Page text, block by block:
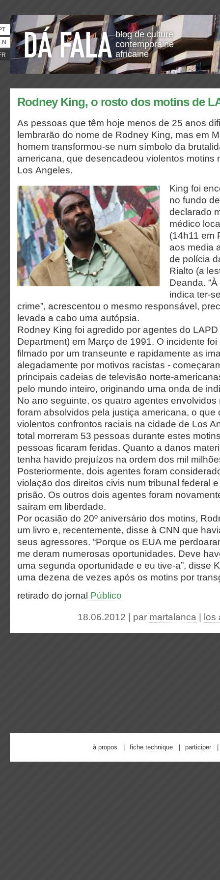
blog de culture
contemporaine
africaine
Rodney King, o rosto dos motins de
As pessoas que têm hoje menos de 25 anos
lembrarão do nome de Rodney King, mas em
homem transformou-se num símbolo da
americana, que desencadeou violentos motins
Los Angeles.
King foi
no fundo
declarado
médico
(14h11 em
aos media
de polícia
Rialto (a
Deanda.
indica ter-
crime”, acrescentou o mesmo responsável,
levada a cabo uma autópsia.
Rodney King foi agredido por agentes do
Department) em Março de 1991. O incidente
filmado por um transeunte e rapidamente as
alegadamente por motivos racistas -
principais cadeias de televisão norte-
pelo mundo inteiro, originando uma onda de
No ano seguinte, os quatro agentes
foram absolvidos pela justiça americana, o que
violentos confrontos raciais na cidade de Los
total morreram 53 pessoas durante estes
pessoas ficaram feridas. Quanto a danos
tenha havido prejuízos na ordem dos mil
Posteriormente, dois agentes foram
violação dos direitos civis num tribunal federal
prisão. Os outros dois agentes foram
saíram em liberdade.
Por ocasião do 20º aniversário dos motins,
um livro e, recentemente, disse à CNN que
seus agressores. “Porque os EUA me
me deram numerosas oportunidades. Deve
uma segunda oportunidade e eu tive-a”, disse
uma dezena de vezes após os motins por
retirado do jornal Público
18.06.2012 | par martalanca los
à propos fiche technique participer